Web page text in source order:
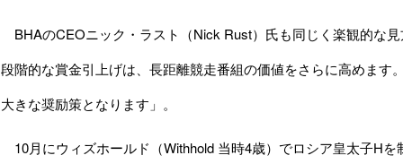
BHAのCEOニック・ラスト（Nick Rust）氏も同じく楽観的な
段階的な賞金引上げは、長距離競走番組の価値をさらに高めま
大きな奨励策となります」。
10月にウィズホールド（Withhold 当時4歳）でロシア皇太子H